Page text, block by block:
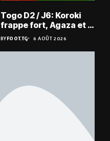
Togo D2 / J6: Koroki
frappe fort, Agaza et la
JCA assurent,
suspense avant Sara
FC – Doumbé FC
BYFOOT.TG 6 AOÛT 2026